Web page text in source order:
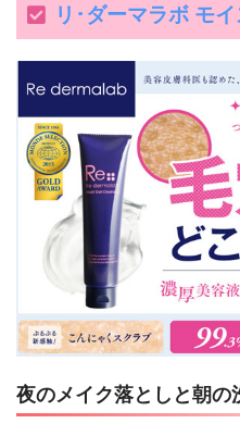
リ･ダーマラボ モ
夜のメイク落としと朝の